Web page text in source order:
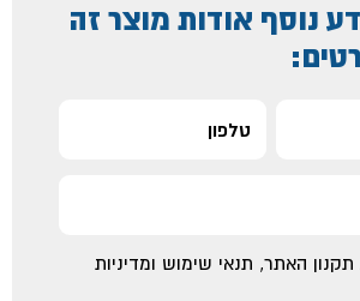
נוסף אודות מוצר זה
תקנון האתר, תנאי שימוש ומדיניות